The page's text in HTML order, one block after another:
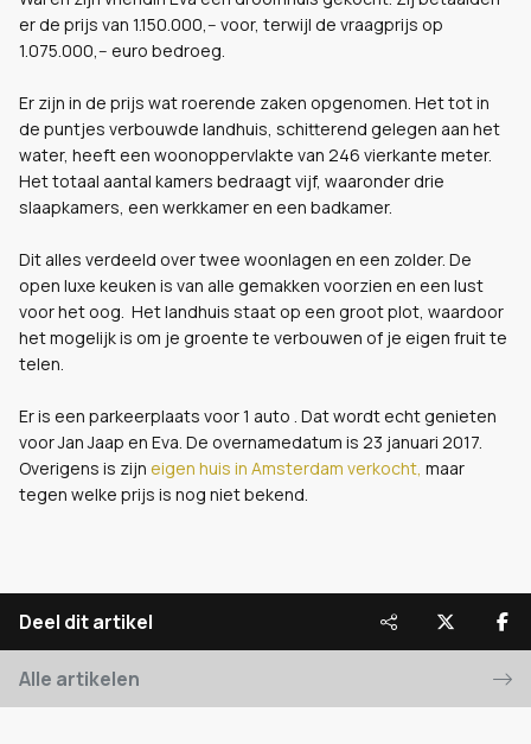
er de prijs van 1.150.000,-- voor, terwijl de vraagprijs op
1.075.000,-- euro bedroeg.
Er zijn in de prijs wat roerende zaken opgenomen. Het tot in
de puntjes verbouwde landhuis, schitterend gelegen aan het
water, heeft een woonoppervlakte van 246 vierkante meter.
Het totaal aantal kamers bedraagt vijf, waaronder drie
slaapkamers, een werkkamer en een badkamer.
Dit alles verdeeld over twee woonlagen en een zolder. De
open luxe keuken is van alle gemakken voorzien en een lust
voor het oog. Het landhuis staat op een groot plot, waardoor
het mogelijk is om je groente te verbouwen of je eigen fruit te
telen.
Er is een parkeerplaats voor 1 auto . Dat wordt echt genieten
voor Jan Jaap en Eva. De overnamedatum is 23 januari 2017.
Overigens is zijn eigen huis in Amsterdam verkocht, maar
tegen welke prijs is nog niet bekend.
Deel dit artikel
Alle artikelen